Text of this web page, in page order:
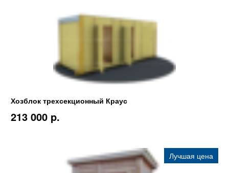
Хозблок трехсекционный Краус
213 000 p.
Лучшая цена